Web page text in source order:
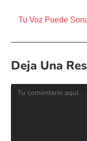
Tu Voz Puede
Deja Una